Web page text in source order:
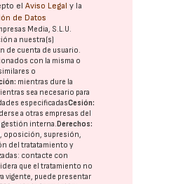
elAviso Legal y la
de Datos
Media, S.L.U.
a nuestra(s)
de cuenta de usuario.
con la misma o
o
mientras dure la
sea necesario para
especificadasCesión:
a otras empresas del
interna. Derechos:
oposición, supresión,
del tratatamiento y
contacte con
que el tratamiento no
vigente, puede presentar